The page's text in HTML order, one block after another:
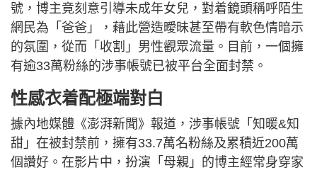
號，博主竟刻意引導未成年女兒，對着鏡頭稱呼陌生
網民為「爸爸」，藉此營造曖昧甚至帶有軟色情暗示
的氛圍，從而「收割」男性觀眾流量。目前，一個擁
有逾33萬粉絲的涉事帳號已被平台全面封禁。
性感衣着配極端對白
據內地媒體《澎湃新聞》報道，涉事帳號「知暖&知
甜」在被封禁前，擁有33.7萬名粉絲及累積近200萬
個讚好。在影片中，扮演「母親」的博主經常身穿家